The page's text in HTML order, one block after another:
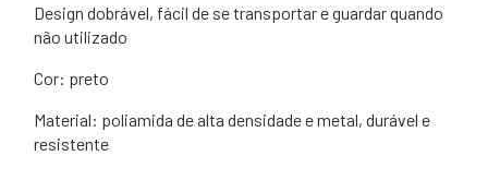
Design dobrável, fácil de se transportar e guardar quando
não utilizado
Cor: preto
Material: poliamida de alta densidade e metal, durável e
resistente